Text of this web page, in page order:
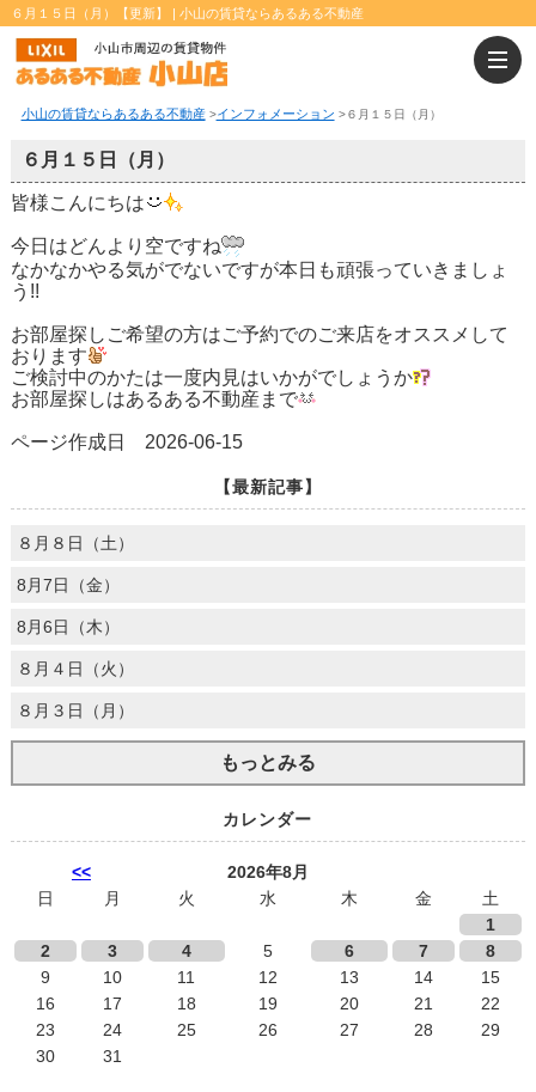
６月１５日（月）【更新】 | 小山の賃貸ならあるある不動産
小山の賃貸ならあるある不動産>インフォメーション >６月１５日（月）
６月１５日（月）
皆様こんにちは
今日はどんより空ですね
なかなかやる気がでないですが本日も頑張っていきましょ
う!!
お部屋探しご希望の方はご予約でのご来店をオススメして
おります
ご検討中のかたは一度内見はいかがでしょうか
お部屋探しはあるある不動産まで
ページ作成日 2026-06-15
【最新記事】
８月８日（土）
8月7日（金）
8月6日（木）
８月４日（火）
８月３日（月）
もっとみる
カレンダー
<<
2026年8月
日
月 火 水 木 金
土
1
2
3 4 5 6 7
8
9
10 11 12 13 14
15
16
17 18 19 20 21
22
23
24 25 26 27 28
29
30
31